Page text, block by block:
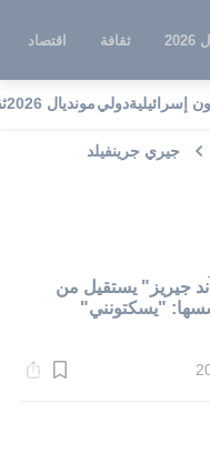
ثقافة اقتصاد
إسرائيليةدوليمونديال 2026
جيري جرينفيلد
جيريز" يستقيل من
"يسكتونني"